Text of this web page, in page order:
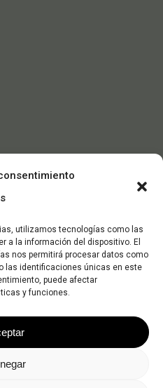
utilizamos tecnologías como las
a la información del dispositivo. El
nos permitirá procesar datos como
las identificaciones únicas en este
puede afectar
y funciones.